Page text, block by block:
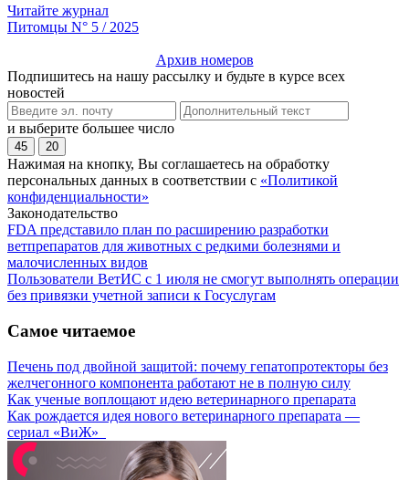
Читайте журнал
Питомцы N° 5 / 2025
Архив номеров
Подпишитесь на нашу рассылку и будьте в курсе всех
новостей
и выберите большее число
45 20
Нажимая на кнопку, Вы соглашаетесь на обработку
персональных данных в соответствии с «Политикой
конфиденциальности»
Законодательство
FDA представило план по расширению разработки
ветпрепаратов для животных с редкими болезнями и
малочисленных видов
Пользователи ВетИС с 1 июля не смогут выполнять операции
без привязки учетной записи к Госуслугам
Самое читаемое
Печень под двойной защитой: почему гепатопротекторы без
желчегонного компонента работают не в полную силу
Как ученые воплощают идею ветеринарного препарата
Как рождается идея нового ветеринарного препарата —
сериал «ВиЖ»